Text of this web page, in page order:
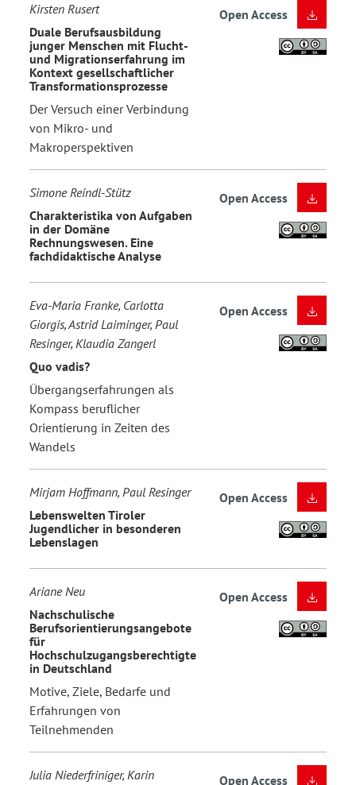
Kirsten Rusert
Duale Berufsausbildung
junger Menschen mit Flucht-
und Migrationserfahrung im
Kontext gesellschaftlicher
Transformationsprozesse
Der Versuch einer Verbindung
von Mikro- und
Makroperspektiven
Open Access
Simone Reindl-Stütz
Charakteristika von Aufgaben
in der Domäne
Rechnungswesen. Eine
fachdidaktische Analyse
Open Access
Eva-Maria Franke, Carlotta
Giorgis, Astrid Laiminger, Paul
Resinger, Klaudia Zangerl
Quo vadis?
Übergangserfahrungen als
Kompass beruflicher
Orientierung in Zeiten des
Wandels
Open Access
Mirjam Hoffmann, Paul Resinger
Lebenswelten Tiroler
Jugendlicher in besonderen
Lebenslagen
Open Access
Ariane Neu
Nachschulische
Berufsorientierungsangebote
für
Hochschulzugangsberechtigte
in Deutschland
Motive, Ziele, Bedarfe und
Erfahrungen von
Teilnehmenden
Open Access
Julia Niederfriniger, Karin Open Access